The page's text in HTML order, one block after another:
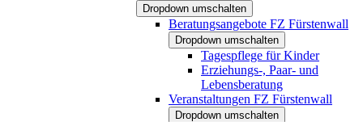
Dropdown umschalten
Beratungsangebote FZ Fürstenwall
Dropdown umschalten
Tagespflege für Kinder
Erziehungs-, Paar- und
Lebensberatung
Veranstaltungen FZ Fürstenwall
Dropdown umschalten